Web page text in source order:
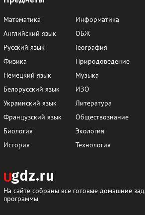
Математика
Английский язык
Русский язык
Физика
Немецкий язык
Белорусский язык
Украинский язык
Французский язык
Биология
История
Информатика
ОБЖ
География
Природоведение
Музыка
ИЗО
Литература
Обществознание
Экология
Технология
На сайте собраны все готовые домашние
программы